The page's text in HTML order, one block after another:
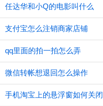
任达华和小Q的电影叫什么
支付宝怎么注销商家店铺
qq里面的拍一拍怎么弄
微信转帐想退回怎么操作
手机淘宝上的悬浮窗如何关闭